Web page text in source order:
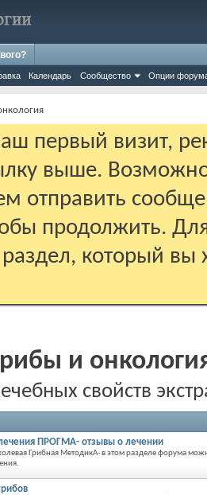
Календарь Сообщество Опции
первый визит,
выше.
отправить
продолжить.
который вы
и
свойств
ПРОГМА- отзывы о лечении
Грибная МетодикА- в этом разделе форума